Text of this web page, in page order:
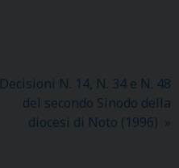
Decisioni N. 14, N. 34 e N. 48
del secondo Sinodo della
diocesi di Noto (1996) »